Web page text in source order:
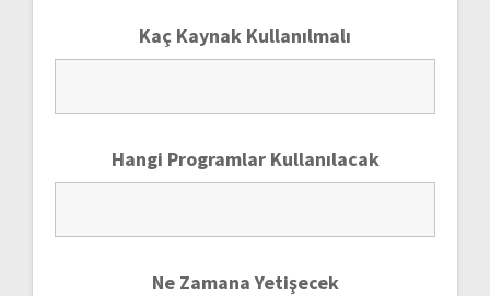
Kaç Kaynak Kullanılmalı
Hangi Programlar Kullanılacak
Ne Zamana Yetişecek